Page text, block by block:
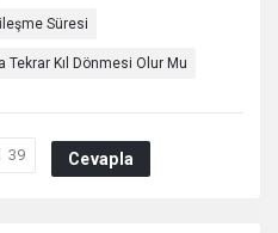
Süresi
Tekrar Kıl Dönmesi Olur Mu
39 Cevapla